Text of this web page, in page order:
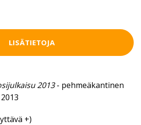
LISÄTIETOJA
2013- pehmeäkantinen
+)